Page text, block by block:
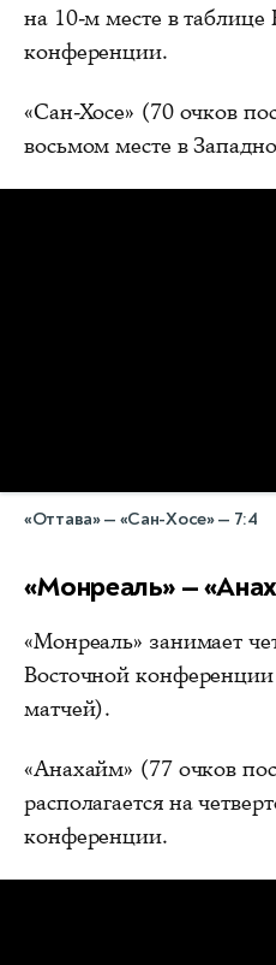
на 10-м месте в таблице
конференции.
«Сан-Хосе» (70 очков
восьмом месте в
«Оттава» — «Сан-Хосе» — 7:4
«Монреаль» —
«Монреаль» занимает
Восточной
матчей).
«Анахайм» (77 очков
располагается на
конференции.